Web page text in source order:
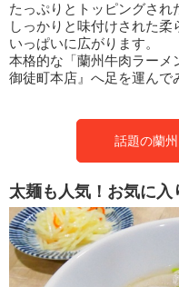
たっぷりとトッピングされ
しっかりと味付けされた
いっぱいに広がります。
本格的な「蘭州牛肉ラーメ
御徒町本店』へ足を運んで
話題の蘭
太麺も人気！お気に入